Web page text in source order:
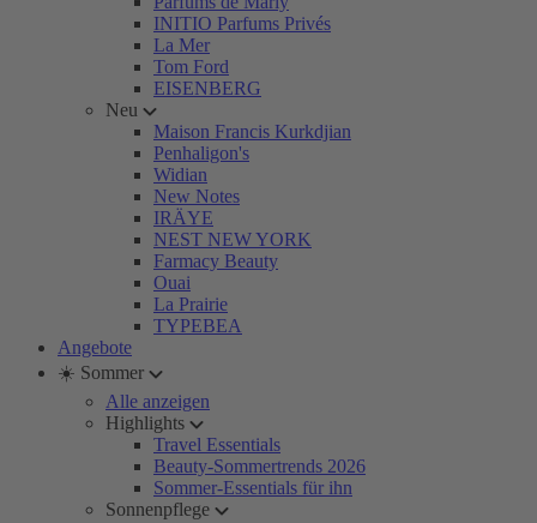
INITIO Parfums Privés
La Mer
Tom Ford
EISENBERG
Neu
Maison Francis Kurkdjian
Penhaligon's
Widian
New Notes
IRÄYE
NEST NEW YORK
Farmacy Beauty
Ouai
La Prairie
TYPEBEA
Angebote
☀️ Sommer
Alle anzeigen
Highlights
Travel Essentials
Beauty-Sommertrends 2026
Sommer-Essentials für ihn
Sonnenpflege